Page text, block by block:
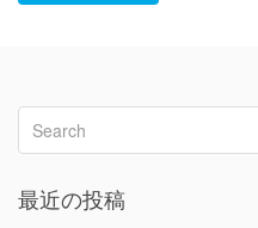
最近の投稿